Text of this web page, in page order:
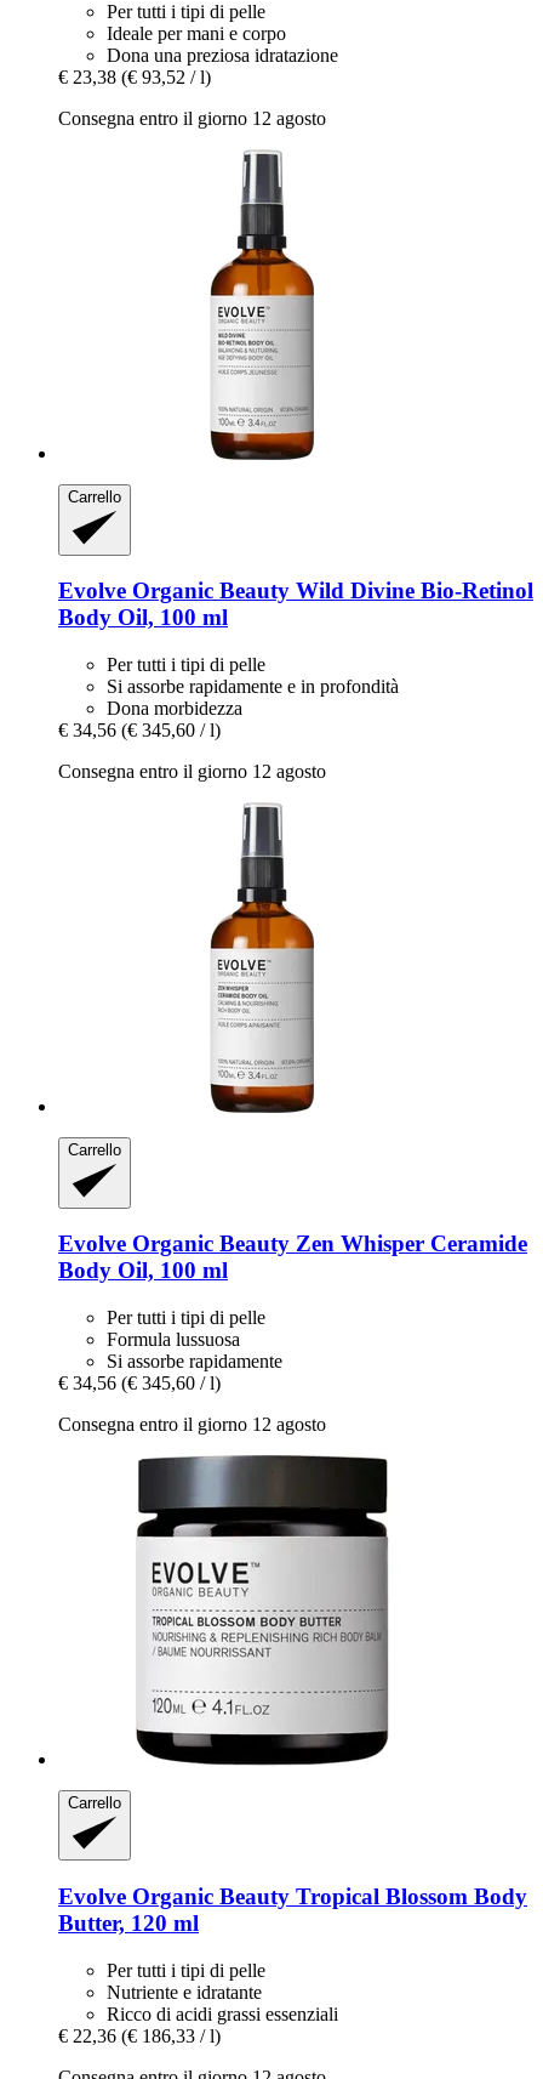
Per tutti i tipi di pelle
Ideale per mani e corpo
Dona una preziosa idratazione
€ 23,38 (€ 93,52 / l)
Consegna entro il giorno 12 agosto
Carrello
Evolve Organic Beauty Wild Divine Bio-​Retinol
Body Oil, 100 ml
Per tutti i tipi di pelle
Si assorbe rapidamente e in profondità
Dona morbidezza
€ 34,56 (€ 345,60 / l)
Consegna entro il giorno 12 agosto
Carrello
Evolve Organic Beauty Zen Whisper Ceramide
Body Oil, 100 ml
Per tutti i tipi di pelle
Formula lussuosa
Si assorbe rapidamente
€ 34,56 (€ 345,60 / l)
Consegna entro il giorno 12 agosto
Carrello
Evolve Organic Beauty Tropical Blossom Body
Butter, 120 ml
Per tutti i tipi di pelle
Nutriente e idratante
Ricco di acidi grassi essenziali
€ 22,36 (€ 186,33 / l)